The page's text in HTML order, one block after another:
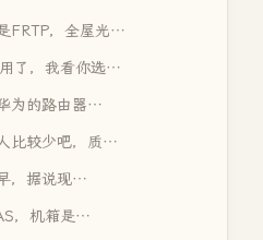
FRTP，全屋光…
了，我看你选…
为的路由器…
比较少吧，质…
，据说现…
，机箱是…